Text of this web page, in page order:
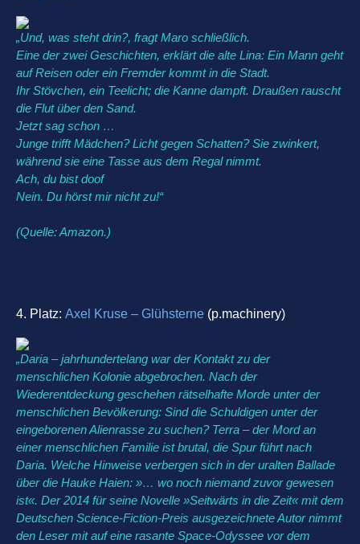
„Und, was steht drin?, fragt Maro schließlich.
Eine der zwei Geschichten, erklärt die alte Lina: Ein Mann geht
auf Reisen oder ein Fremder kommt in die Stadt.
Ihr Stövchen, ein Teelicht; die Kanne dampft. Draußen rauscht
die Flut über den Sand.
Jetzt sag schon …
Junge trifft Mädchen? Licht gegen Schatten? Sie zwinkert,
während sie eine Tasse aus dem Regal nimmt.
Ach, du bist doof
Nein. Du hörst mir nicht zu!“
(Quelle: Amazon.)
4. Platz: Axel Kruse – Glühsterne (p.machinery)
„Daria – jahrhundertelang war der Kontakt zu der
menschlichen Kolonie abgebrochen. Nach der
Wiederentdeckung geschehen rätselhafte Morde unter der
menschlichen Bevölkerung: Sind die Schuldigen unter der
eingeborenen Alienrasse zu suchen? Terra – der Mord an
einer menschlichen Familie ist brutal, die Spur führt nach
Daria. Welche Hinweise verbergen sich in der uralten Ballade
über die Hauke Haien: »… wo noch niemand zuvor gewesen
ist«. Der 2014 für seine Novelle »Seitwärts in die Zeit« mit dem
Deutschen Science-Fiction-Preis ausgezeichnete Autor nimmt
den Leser mit auf eine rasante Space-Odyssee vor dem